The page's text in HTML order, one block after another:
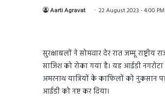
Aarti Agravat 22 August 2023 - 4:00 PM
सुरक्षाबलों ने सोमवार देर रात जम्मू
साजिश को रोका गया है। यह आईडी
अमरनाथ यात्रियों के काफिलों को नुकसान
आईडी को नष्ट कर दिया।